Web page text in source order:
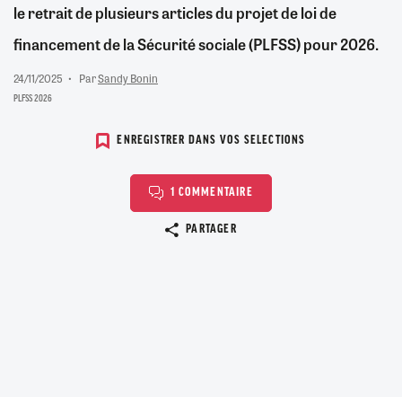
le retrait de plusieurs articles du projet de loi de
financement de la Sécurité sociale (PLFSS) pour 2026.
24/11/2025 ParSandy Bonin
PLFSS 2026
ENREGISTRER DANS VOS SELECTIONS
1 COMMENTAIRE
PARTAGER